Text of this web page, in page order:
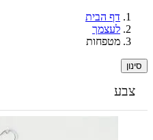
דף הבית
לעצמך
מטפחות